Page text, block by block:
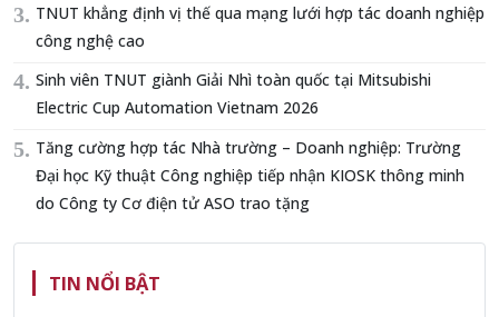
TNUT khẳng định vị thế qua mạng lưới hợp tác doanh nghiệp
công nghệ cao
Sinh viên TNUT giành Giải Nhì toàn quốc tại Mitsubishi
Electric Cup Automation Vietnam 2026
Tăng cường hợp tác Nhà trường – Doanh nghiệp: Trường
Đại học Kỹ thuật Công nghiệp tiếp nhận KIOSK thông minh
do Công ty Cơ điện tử ASO trao tặng
TIN NỔI BẬT